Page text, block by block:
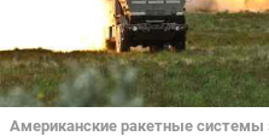
Американские ракетные системы